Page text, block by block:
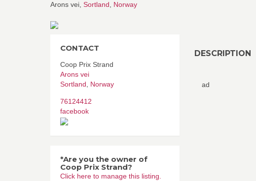
Arons vei, Sortland Norway
DESCRIPTION
ad
CONTACT
Coop Prix Strand
Arons vei
Sortland
Norway
76124412
facebook
*Are you the owner of
Coop Prix Strand?
Click here to manage this listing.